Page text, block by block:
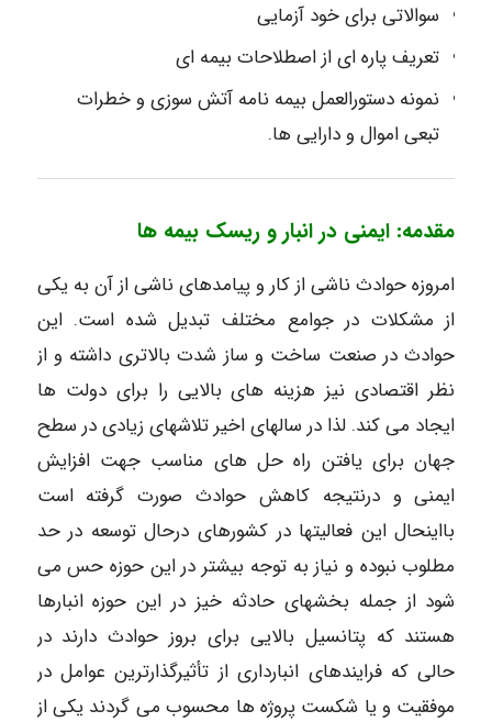
سوالاتی برای خود آزمایی
تعریف پاره ای از اصطلاحات بیمه ای
نمونه دستورالعمل بیمه نامه آتش سوزی و خطرات
تبعی اموال و دارایی ها.
مقدمه: ایمنی در انبار و ریسک بیمه ها
امروزه حوادث ناشی از کار و پیامدهای ناشی از آن به یکی
از مشکلات در جوامع مختلف تبدیل شده است. این
حوادث در صنعت ساخت و ساز شدت بالاتری داشته و از
نظر اقتصادی نیز هزینه های بالایی را برای دولت ها
ایجاد می کند. لذا در سالهای اخیر تلاشهای زیادی در سطح
جهان برای یافتن راه حل های مناسب جهت افزایش
ایمنی و درنتیجه کاهش حوادث صورت گرفته است
بااینحال این فعالیتها در کشورهای درحال توسعه در حد
مطلوب نبوده و نیاز به توجه بیشتر در این حوزه حس می
شود از جمله بخشهای حادثه خیز در این حوزه انبارها
هستند که پتانسیل بالایی برای بروز حوادث دارند در
حالی که فرایندهای انبارداری از تأثیرگذارترین عوامل در
موفقیت و یا شکست پروژه ها محسوب می گردند یکی از